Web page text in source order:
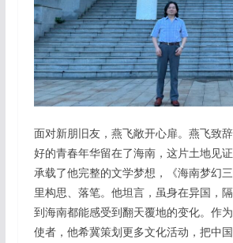
面对新朋旧友，燕飞敞开心扉。燕飞致
好的青春年华留在了海南，这片土地见
承载了他完整的文学梦想，《海南梦幻
里构思、落笔。他坦言，虽身在异国，
到海南都能感受到翻天覆地的变化。作
使者，他希冀策划更多文化活动，把中